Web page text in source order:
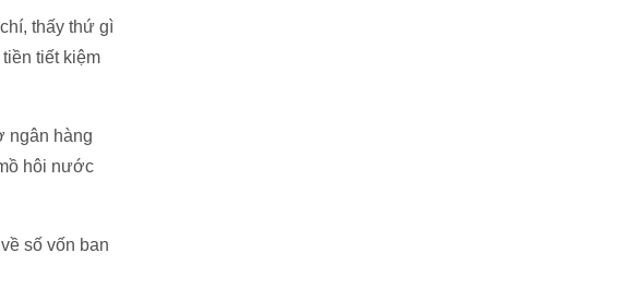
thấy thứ gì
tiết kiệm
ngân hàng
hôi nước
số vốn ban